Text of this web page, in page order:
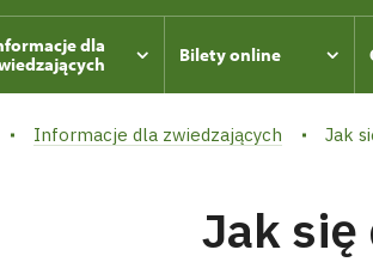
dla
Bilety online
Informacje dla zwiedzających Jak
Jak się